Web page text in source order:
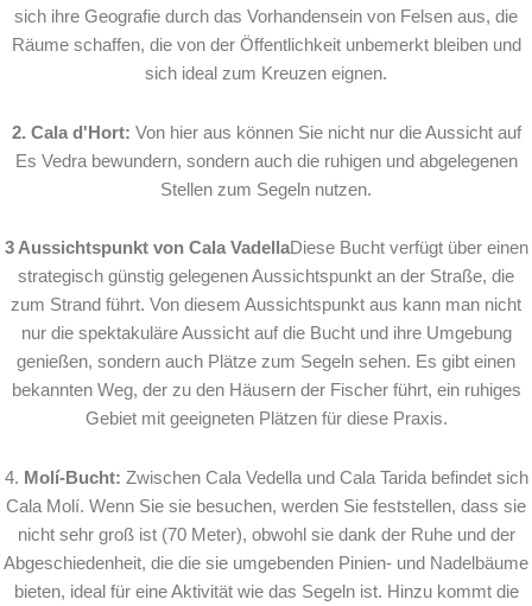
sich ihre Geografie durch das Vorhandensein von Felsen aus, die
Räume schaffen, die von der Öffentlichkeit unbemerkt bleiben und
sich ideal zum Kreuzen eignen.
2. Cala d'Hort: Von hier aus können Sie nicht nur die Aussicht auf
Es Vedra bewundern, sondern auch die ruhigen und abgelegenen
Stellen zum Segeln nutzen.
3 Aussichtspunkt von Cala VadellaDiese Bucht verfügt über einen
strategisch günstig gelegenen Aussichtspunkt an der Straße, die
zum Strand führt. Von diesem Aussichtspunkt aus kann man nicht
nur die spektakuläre Aussicht auf die Bucht und ihre Umgebung
genießen, sondern auch Plätze zum Segeln sehen. Es gibt einen
bekannten Weg, der zu den Häusern der Fischer führt, ein ruhiges
Gebiet mit geeigneten Plätzen für diese Praxis.
4. Molí-Bucht: Zwischen Cala Vedella und Cala Tarida befindet sich
Cala Molí. Wenn Sie sie besuchen, werden Sie feststellen, dass sie
nicht sehr groß ist (70 Meter), obwohl sie dank der Ruhe und der
Abgeschiedenheit, die die sie umgebenden Pinien- und Nadelbäume
bieten, ideal für eine Aktivität wie das Segeln ist. Hinzu kommt die